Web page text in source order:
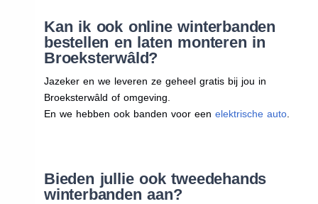
Kan ik ook online winterbanden
bestellen en laten monteren in
Broeksterwâld?
Jazeker en we leveren ze geheel gratis bij jou in
Broeksterwâld of omgeving.
En we hebben ook banden voor een elektrische auto.
Bieden jullie ook tweedehands
winterbanden aan?